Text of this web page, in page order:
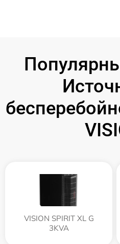
VISION SPIRIT XL G
3KVA